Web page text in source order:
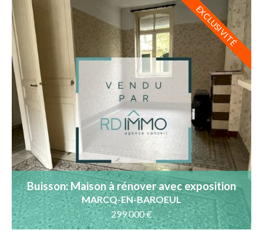
EXCLUSIVITÉ
Buisson: Maison à rénover avec exposition
plein ouest
MARCQ-EN-BAROEUL
299 000 €